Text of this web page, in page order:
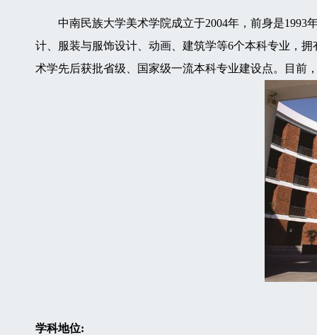
中南民族大学美术学院成立于2004年，前身是1993
计、服装与服饰设计、动画、建筑学等6个本科专业，
术学先后获批省级、国家级一流本科专业建设点。目前
学科地位: